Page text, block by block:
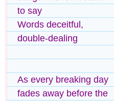
to say
Words deceitful,
double-dealing
As every breaking day
fades away before the